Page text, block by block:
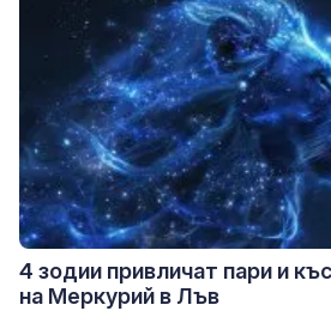
4 зодии привличат пари и
на Меркурий в Лъв